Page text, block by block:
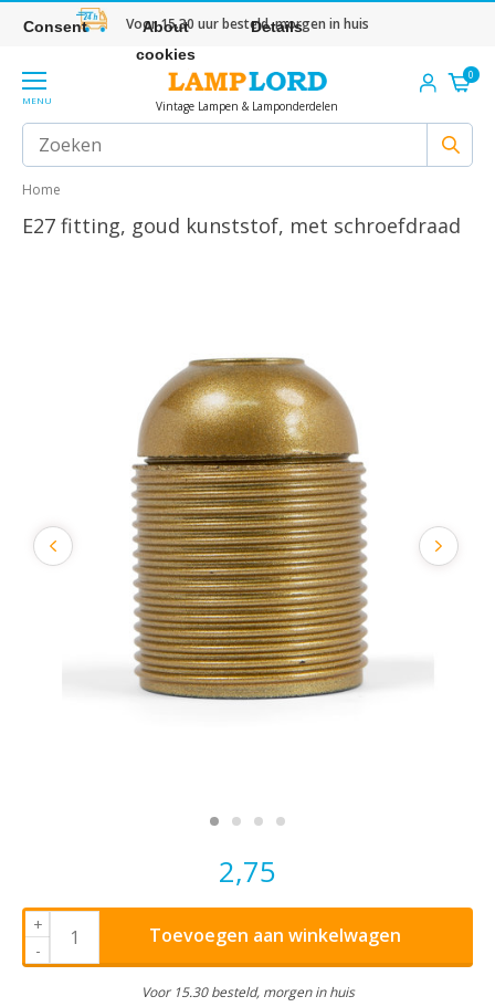
Voor 15.30 uur besteld, morgen in huis
MENU Vintage Lampen & Lamponderdelen
0
Home
E27 fitting, goud kunststof, met schroefdraad
2,75
+
-
Toevoegen aan winkelwagen
Voor 15.30 besteld, morgen in huis
Consent
About
cookies
Details